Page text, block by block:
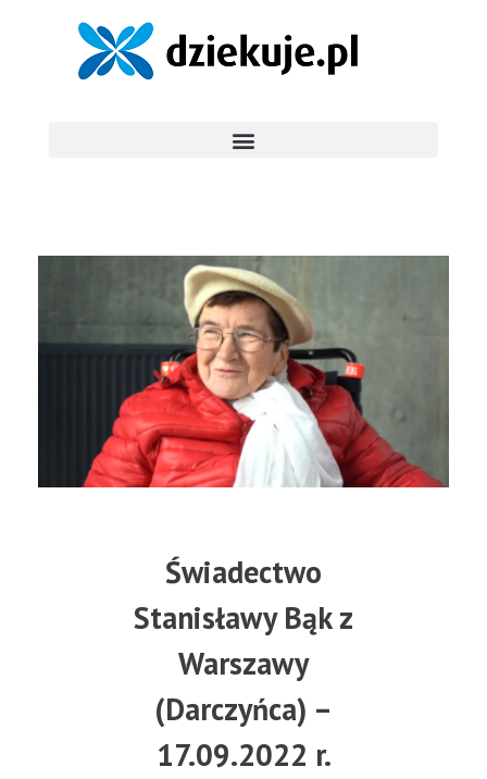
Świadectwo
Stanisławy Bąk z
Warszawy
(Darczyńca) –
17.09.2022 r.